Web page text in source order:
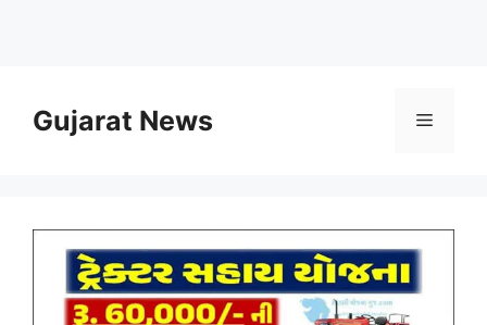
contentGujarat News Menu